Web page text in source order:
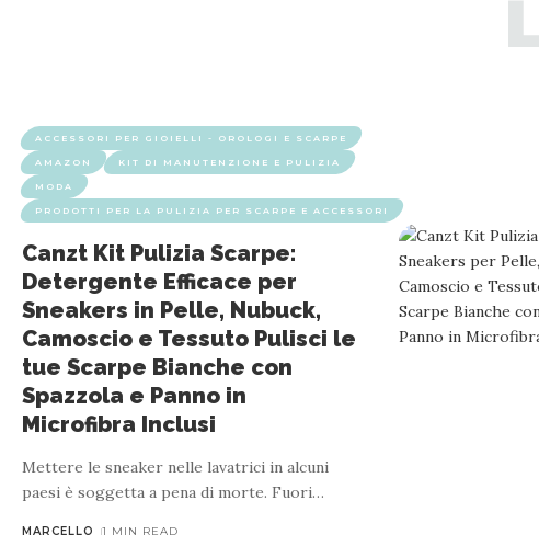
ACCESSORI PER GIOIELLI - OROLOGI E SCARPE
AMAZON KIT DI MANUTENZIONE E PULIZIA
MODA
PRODOTTI PER LA PULIZIA PER SCARPE E ACCESSORI
Canzt Kit Pulizia Scarpe:
Detergente Efficace per
Sneakers in Pelle, Nubuck,
Camoscio e Tessuto Pulisci le
tue Scarpe Bianche con
Spazzola e Panno in
Microfibra Inclusi
Mettere le sneaker nelle lavatrici in alcuni
paesi è soggetta a pena di morte. Fuori…
MARCELLO 1 MIN READ